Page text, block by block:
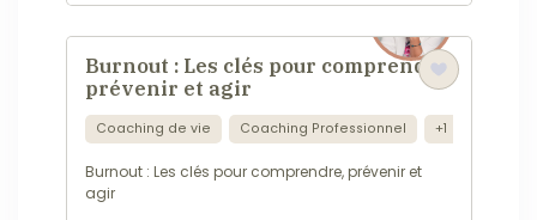
Burnout : Les clés pour comprendre,
prévenir et agir
Coaching de vie Coaching Professionnel +1
Burnout : Les clés pour comprendre, prévenir et
agir